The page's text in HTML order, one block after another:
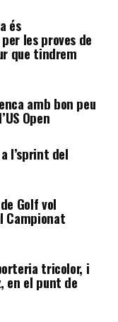
és
les proves de
que tindrem
amb bon peu
Open
l’sprint del
Golf vol
Campionat
tricolor, i
en el punt de